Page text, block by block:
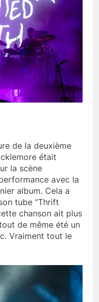
de la deuxième
était
la scène
avec la
album. Cela a
tube “Thrift
chanson ait plus
de même été un
Vraiment tout le